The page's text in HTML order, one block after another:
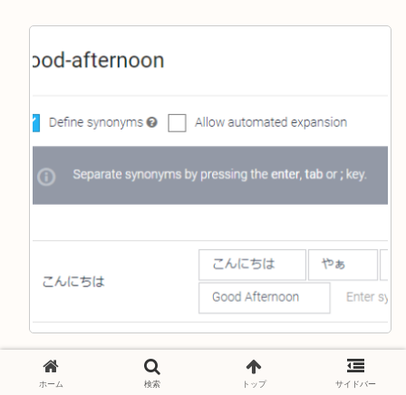
2.Intentsを作成する
ホーム 検索 トップ サイドバー